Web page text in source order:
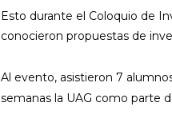
Esto durante el Coloquio de
conocieron propuestas de
Al evento, asistieron 7
semanas la UAG como parte